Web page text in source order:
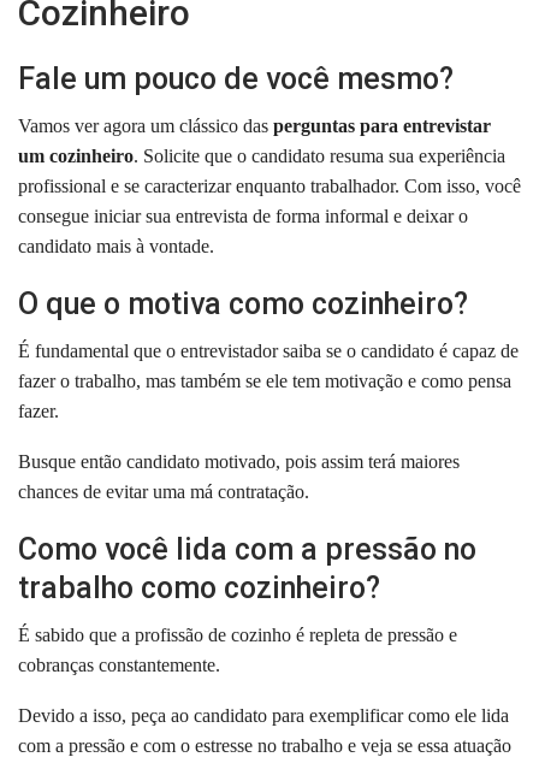
Cozinheiro
Fale um pouco de você mesmo?
Vamos ver agora um clássico das perguntas para entrevistar
um cozinheiro. Solicite que o candidato resuma sua experiência
profissional e se caracterizar enquanto trabalhador. Com isso, você
consegue iniciar sua entrevista de forma informal e deixar o
candidato mais à vontade.
O que o motiva como cozinheiro?
É fundamental que o entrevistador saiba se o candidato é capaz de
fazer o trabalho, mas também se ele tem motivação e como pensa
fazer.
Busque então candidato motivado, pois assim terá maiores
chances de evitar uma má contratação.
Como você lida com a pressão no
trabalho como cozinheiro?
É sabido que a profissão de cozinho é repleta de pressão e
cobranças constantemente.
Devido a isso, peça ao candidato para exemplificar como ele lida
com a pressão e com o estresse no trabalho e veja se essa atuação